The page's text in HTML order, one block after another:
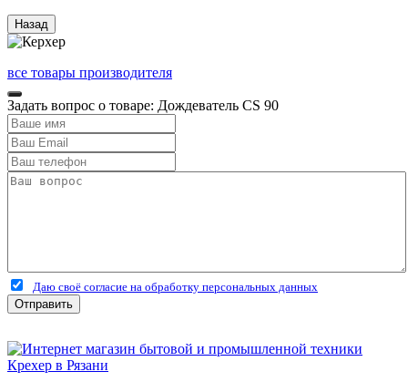
все товары производителя
Задать вопрос о товаре: Дождеватель CS 90
Даю своё согласие на обработку персональных данных
Отправить